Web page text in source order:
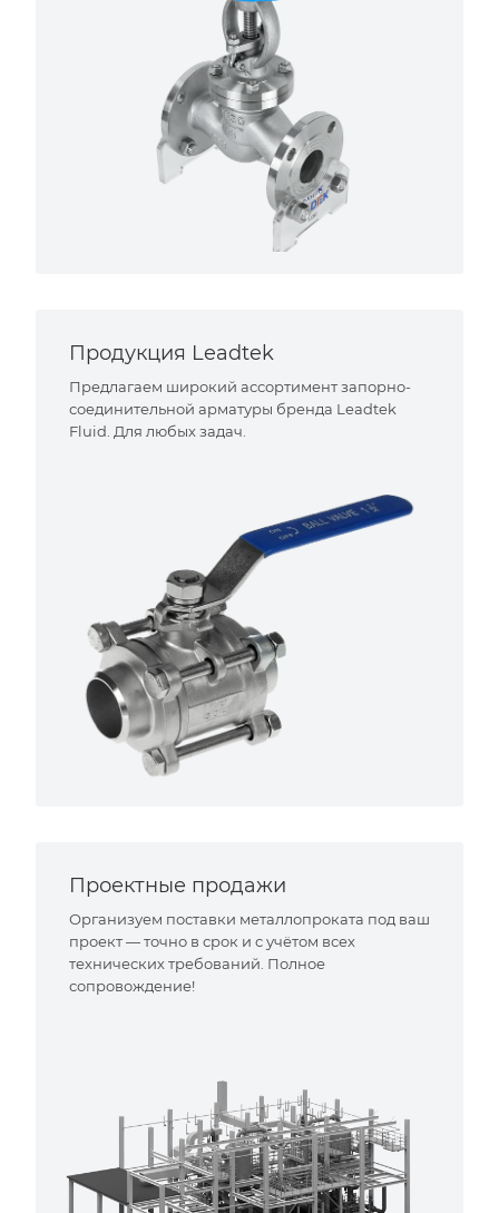
Продукция Leadtek
Предлагаем широкий ассортимент запорно-
соединительной арматуры бренда Leadtek
Fluid. Для любых задач.
Проектные продажи
Организуем поставки металлопроката под ваш
проект — точно в срок и с учётом всех
технических требований. Полное
сопровождение!